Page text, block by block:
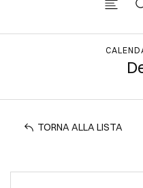
TORNA ALLA LISTA